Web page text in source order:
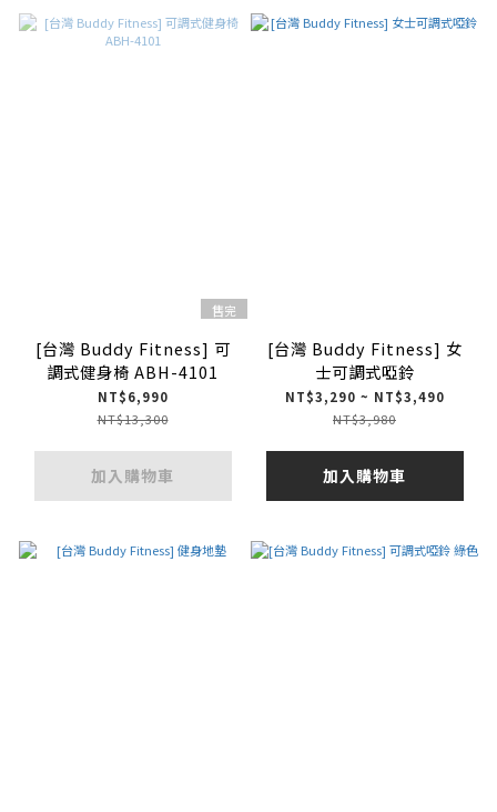
售完
[台灣 Buddy Fitness] 可
調式健身椅 ABH-4101
NT$6,990
NT$13,300
加入購物車
[台灣 Buddy Fitness] 女
士可調式啞鈴
NT$3,290 ~ NT$3,490
NT$3,980
加入購物車